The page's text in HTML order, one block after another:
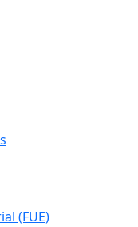
(FUE)